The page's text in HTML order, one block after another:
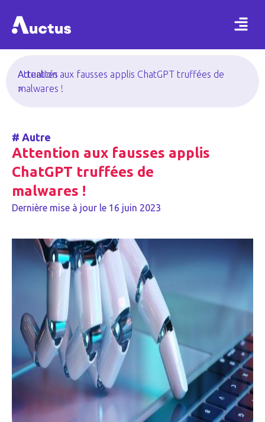
Actualités
>
Attention aux fausses applis ChatGPT truffées de
malwares !
# Autre
Attention aux fausses applis
ChatGPT truffées de
malwares !
Dernière mise à jour le 16 juin 2023